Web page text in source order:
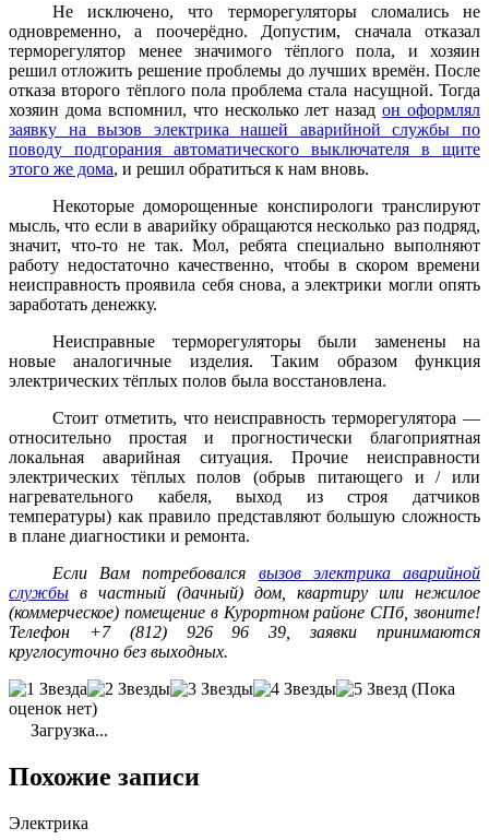
Не исключено, что терморегуляторы сломались не
одновременно, а поочерёдно. Допустим, сначала отказал
терморегулятор менее значимого тёплого пола, и хозяин
решил отложить решение проблемы до лучших времён. После
отказа второго тёплого пола проблема стала насущной. Тогда
хозяин дома вспомнил, что несколько лет назадон оформлял
заявку на вызов электрика нашей аварийной службы по
поводу подгорания автоматического выключателя в щите
этого же дома, и решил обратиться к нам вновь.
Некоторые доморощенные конспирологи транслируют
мысль, что если в аварийку обращаются несколько раз подряд,
значит, что-то не так. Мол, ребята специально выполняют
работу недостаточно качественно, чтобы в скором времени
неисправность проявила себя снова, а электрики могли опять
заработать денежку.
Неисправные терморегуляторы были заменены на
новые аналогичные изделия. Таким образом функция
электрических тёплых полов была восстановлена.
Стоит отметить, что неисправность терморегулятора —
относительно простая и прогностически благоприятная
локальная аварийная ситуация. Прочие неисправности
электрических тёплых полов (обрыв питающего и / или
нагревательного кабеля, выход из строя датчиков
температуры) как правило представляют большую сложность
в плане диагностики и ремонта.
Если Вам потребовался вызов электрика аварийной
службы в частный (дачный) дом, квартиру или нежилое
(коммерческое) помещение в Курортном районе СПб, звоните!
Телефон +7 (812) 926 96 39, заявки принимаются
круглосуточно без выходных.
(Пока
оценок нет)
Загрузка...
Похожие записи
Электрика